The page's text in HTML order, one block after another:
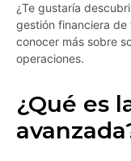
¿Te gustaría
gestión financiera de
conocer más sobre
operaciones.
¿Qué es